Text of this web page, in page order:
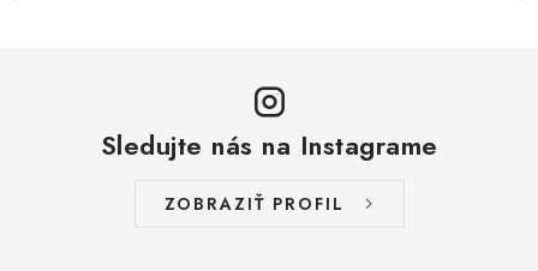
Sledujte nás na Instagrame
ZOBRAZIŤ PROFIL